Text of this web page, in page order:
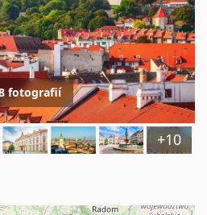
fotografií
+10